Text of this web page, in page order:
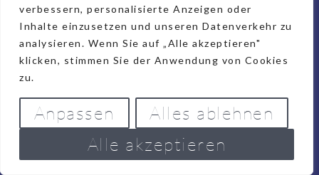
verbessern, personalisierte Anzeigen oder
Inhalte einzusetzen und unseren Datenverkehr zu
analysieren. Wenn Sie auf „Alle akzeptieren"
klicken, stimmen Sie der Anwendung von Cookies
zu.
Anpassen
Alles ablehnen
Alle akzeptieren
27. Juni 2026
DATENSCHUTZ/IMPRESSUM
Datenschutzerklärung
Impressum